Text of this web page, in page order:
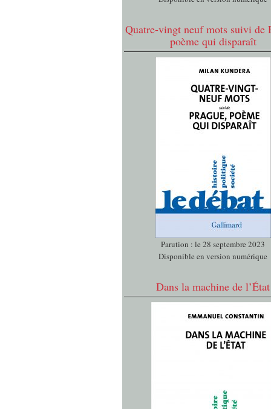
Quatre-vingt neuf mots suivi de
poème qui disparaît
Parution : le 28 septembre 2023
Disponible en version numérique
Dans la machine de l’État